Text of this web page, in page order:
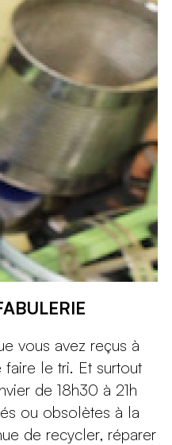
vous avez reçus à
faire le tri. Et surtout
de 18h30 à 21h
ou obsolètes à la
de recycler, réparer